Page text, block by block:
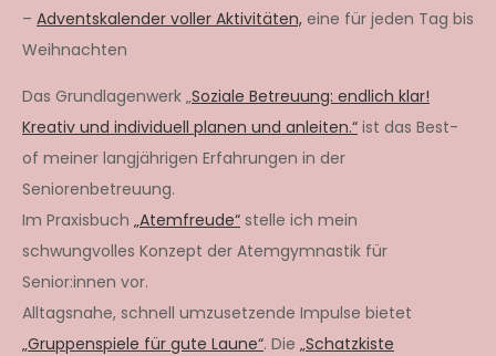
– Adventskalender voller Aktivitäten, eine für jeden Tag bis
Weihnachten
Das Grundlagenwerk „Soziale Betreuung: endlich klar!
Kreativ und individuell planen und anleiten.“ ist das Best-
of meiner langjährigen Erfahrungen in der
Seniorenbetreuung.
Im Praxisbuch „Atemfreude“ stelle ich mein
schwungvolles Konzept der Atemgymnastik für
Senior:innen vor.
Alltagsnahe, schnell umzusetzende Impulse bietet
„Gruppenspiele für gute Laune“. Die „Schatzkiste